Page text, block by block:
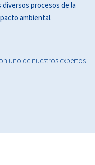
diversos procesos de la
ambiental.
uno de nuestros expertos